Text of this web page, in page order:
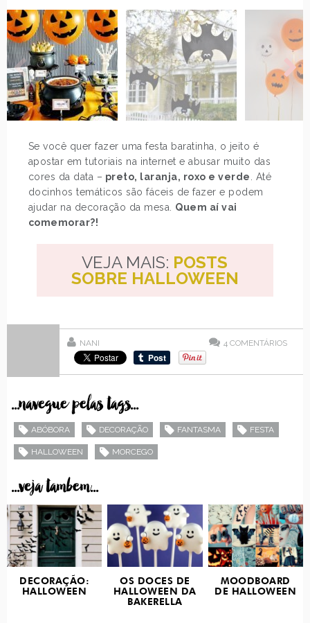
Se você quer fazer uma festa baratinha, o jeito é
apostar em tutoriais na internet e abusar muito das
cores da data – preto, laranja, roxo e verde
. Até
docinhos temáticos são fáceis de fazer e podem
ajudar na decoração da mesa. Quem aí vai
comemorar?!
VEJA MAIS: POSTS
SOBRE HALLOWEEN
NANI 4 COMENTÁRIOS
...navegue pelas tags...
ABÓBORA DECORAÇÃO FANTASMA FESTA
HALLOWEEN MORCEGO
...veja tambem...
DECORAÇÃO:
HALLOWEEN
OS DOCES DE
HALLOWEEN DA
BAKERELLA
MOODBOARD
DE HALLOWEEN